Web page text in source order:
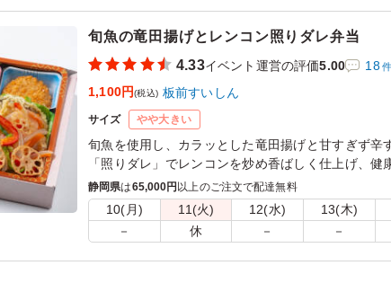
旬魚の竜田揚げとレンコン照りダレ弁当
4.33イベント運営の評価5.00 18件
1,100円(税込) 板前すいしん
サイズ やや大きい
旬魚を使用し、カラッとした竜田揚げと甘すぎず辛
「照りダレ」でレンコンを炒め香ばしく仕上げ、健
な新鮮サラダもたっぷりと盛り付けました。また、
えてあり、ご満足いただけるお弁当です。
静岡県は65,000円 以上のご注文で配達無料
10(月) 11(火) 12(水) 13(木)
－ 休 － －